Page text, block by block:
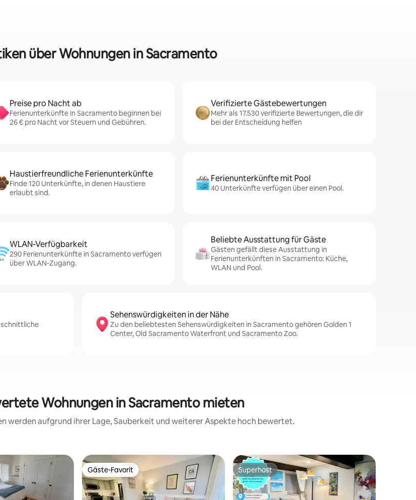
über Wohnungen in Sacramento
Preise pro Nacht ab
Ferienunterkünfte in Sacramento beginnen bei
26 € pro Nacht vor Steuern und Gebühren.
Verifizierte Gästebewertungen
Mehr als 17.530 verifizierte Bewertungen, die dir
bei der Entscheidung helfen
Haustierfreundliche Ferienunterkünfte
Finde 120 Unterkünfte, in denen Haustiere
erlaubt sind.
Ferienunterkünfte mit Pool
40 Unterkünfte verfügen über einen Pool.
WLAN-Verfügbarkeit
290 Ferienunterkünfte in Sacramento verfügen
über WLAN-Zugang.
Beliebte Ausstattung für Gäste
Gästen gefällt diese Ausstattung in
Ferienunterkünften in Sacramento: Küche,
WLAN und Pool.
Sehenswürdigkeiten in der Nähe
Zu den beliebtesten Sehenswürdigkeiten in Sacramento gehören Golden 1
Center, Old Sacramento Waterfront und Sacramento Zoo.
Wohnungen in Sacramento mieten
werden aufgrund ihrer Lage, Sauberkeit und weiterer Aspekte hoch bewertet.
Gäste-Favorit
Gäste-Favorit Superhost
Superhost